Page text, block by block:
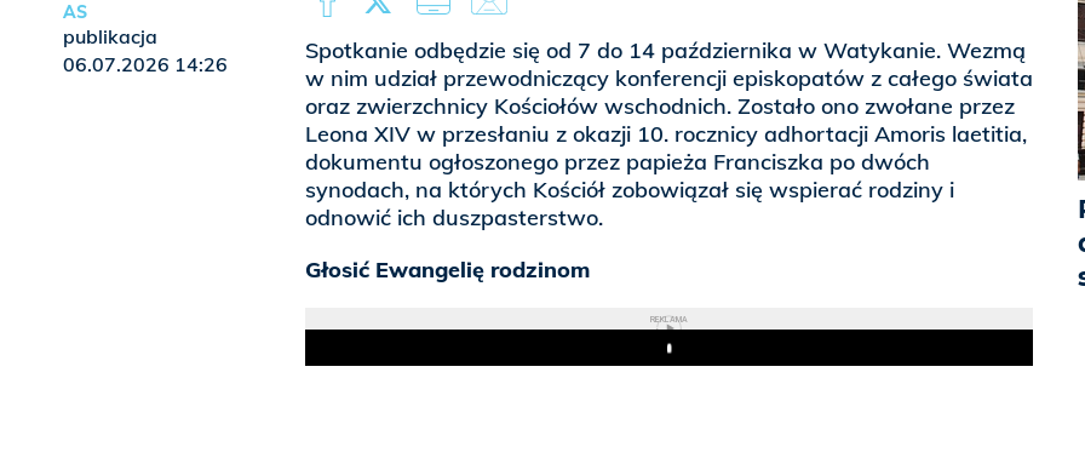
Spotkanie odbędzie się od 7 do 14 października w Watykanie. Wezmą
w nim udział przewodniczący konferencji episkopatów z całego świata
oraz zwierzchnicy Kościołów wschodnich. Zostało ono zwołane przez
Leona XIV w przesłaniu z okazji 10. rocznicy adhortacji Amoris laetitia,
dokumentu ogłoszonego przez papieża Franciszka po dwóch
synodach, na których Kościół zobowiązał się wspierać rodziny i
odnowić ich duszpasterstwo.
Głosić Ewangelię rodzinom
REKLAMA
Play
AS
publikacja
06.07.2026 14:26